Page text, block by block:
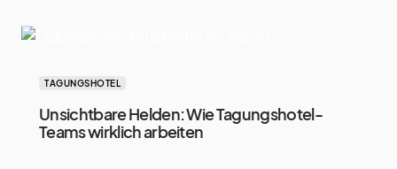
TAGUNGSHOTEL
Unsichtbare Helden: Wie Tagungshotel-
Teams wirklich arbeiten